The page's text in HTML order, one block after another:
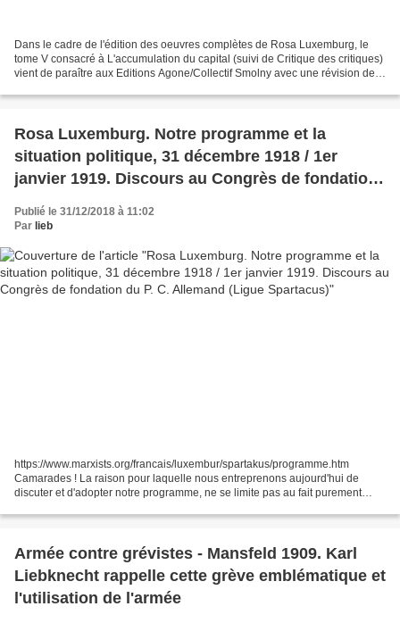
Dans le cadre de l'édition des oeuvres complètes de Rosa Luxemburg, le
tome V consacré à L'accumulation du capital (suivi de Critique des critiques)
vient de paraître aux Editions Agone/Collectif Smolny avec une révision de
Rosa Luxemburg. Notre programme et la
situation politique, 31 décembre 1918 / 1er
janvier 1919. Discours au Congrès de fondation
Publié le 31/12/2018 à 11:02
Par lieb
https://www.marxists.org/francais/luxembur/spartakus/programme.htm
Camarades ! La raison pour laquelle nous entreprenons aujourd'hui de
discuter et d'adopter notre programme, ne se limite pas au fait purement
Armée contre grévistes - Mansfeld 1909. Karl
Liebknecht rappelle cette grève emblématique et
l'utilisation de l'armée